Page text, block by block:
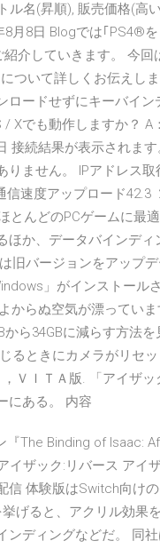
ル名(昇順), 販売価格(高
月8日 Blogでは｢PS4®
介していきます。 今
ついて詳しくお伝えし
ードせずにキーバイン
Xでも動作しますか？ A
接続結果が表示されま
ません。 IPアドレス
速度アップロード42.3
とんどのPCゲームに最
か、データバインデ
旧バージョンをアップ
」がインストール
からぬ空気が漂ってい
ら34GBに減らす方法
るときにカメラがリセ
ＶＩＴＡ版. 「アイザ
にある。 内容
『The Binding of Isaac:
イザック:リバース アイ
信 体験版はSwitch向け
げると、アクリル効果
ディングなどだ。 同